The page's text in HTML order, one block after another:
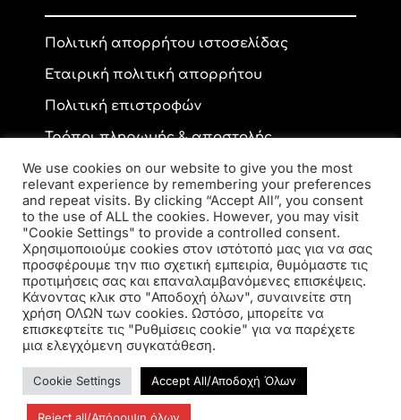
Πολιτική απορρήτου ιστοσελίδας
Εταιρική πολιτική απορρήτου
Πολιτική επιστροφών
Τρόποι πληρωμής & αποστολής
Επικοινωνία
Ανδρέα Παπανδρέου 59, ΤΚ 56334, Κορδελιό
2310 770 216
elsa.opto@yahoo.gr
We use cookies on our website to give you the most
relevant experience by remembering your preferences
and repeat visits. By clicking “Accept All”, you consent
to the use of ALL the cookies. However, you may visit
"Cookie Settings" to provide a controlled consent.
Χρησιμοποιούμε cookies στον ιστότοπό μας για να σας
προσφέρουμε την πιο σχετική εμπειρία, θυμόμαστε τις
προτιμήσεις σας και επαναλαμβανόμενες επισκέψεις.
Κάνοντας κλικ στο "Αποδοχή όλων", συναινείτε στη
χρήση ΟΛΩΝ των cookies. Ωστόσο, μπορείτε να
επισκεφτείτε τις "Ρυθμίσεις cookie" για να παρέχετε
μια ελεγχόμενη συγκατάθεση.
Cookie Settings Accept All/Αποδοχή Όλων